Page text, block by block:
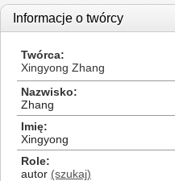
Informacje o twórcy
Twórca
Xingyong Zhang
Nazwisko
Zhang
Imię
Xingyong
Role
autor (szukaj)